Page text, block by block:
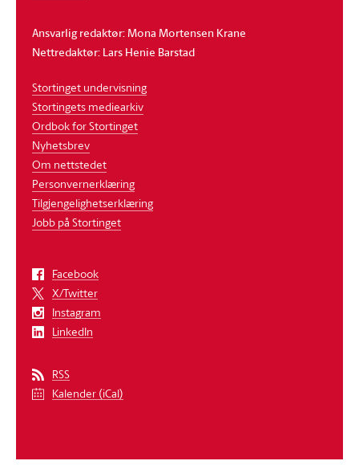
Ansvarlig redaktør: Mona Mortensen Krane
Nettredaktør: Lars Henie Barstad
Stortinget undervisning
Stortingets mediearkiv
Ordbok for Stortinget
Nyhetsbrev
Om nettstedet
Personvernerklæring
Tilgjengelighetserklæring
Jobb på Stortinget
Facebook
X/Twitter
Instagram
LinkedIn
RSS
Kalender (iCal)